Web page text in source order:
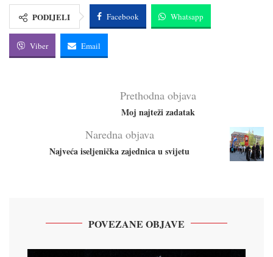
PODIJELI Facebook Whatsapp
Viber Email
Prethodna objava
Moj najteži zadatak
Naredna objava
Najveća iseljenička zajednica u svijetu
POVEZANE OBJAVE